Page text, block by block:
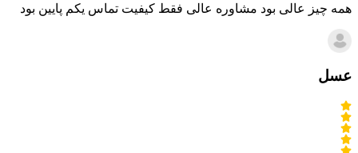
همه چیز عالی بود مشاوره عالی فقط کیفیت تماس یکم پایین بود
عسل